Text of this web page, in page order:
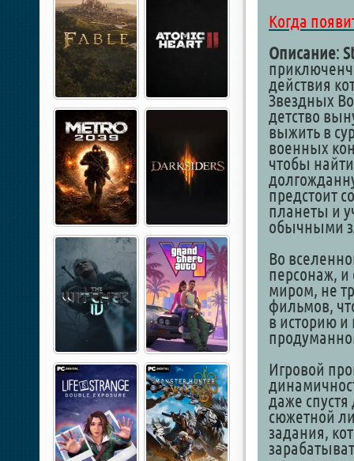
Когда
Описание:
действия
Звездных
детство
выжить в
военных
чтобы
предстоит
планеты и
обычными
Во
персонаж, и
миром, не
фильмов,
в историю и
Игровой
даже
сюжетной
задания,